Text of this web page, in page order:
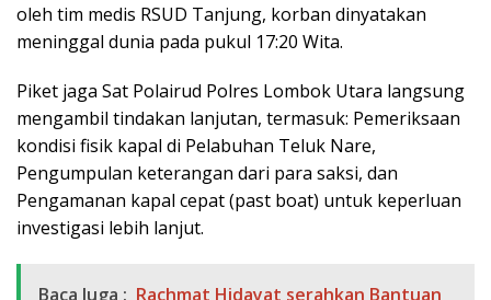
oleh tim medis RSUD Tanjung, korban dinyatakan
meninggal dunia pada pukul 17:20 Wita.
Piket jaga Sat Polairud Polres Lombok Utara langsung
mengambil tindakan lanjutan, termasuk: Pemeriksaan
kondisi fisik kapal di Pelabuhan Teluk Nare,
Pengumpulan keterangan dari para saksi, dan
Pengamanan kapal cepat (past boat) untuk keperluan
investigasi lebih lanjut.
Baca Juga : Rachmat Hidayat serahkan Bantuan